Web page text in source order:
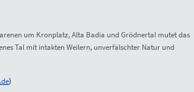
um Kronplatz, Alta Badia und Grödnertal mutet das
Tal mit intakten Weilern, unverfälschter Natur und
)